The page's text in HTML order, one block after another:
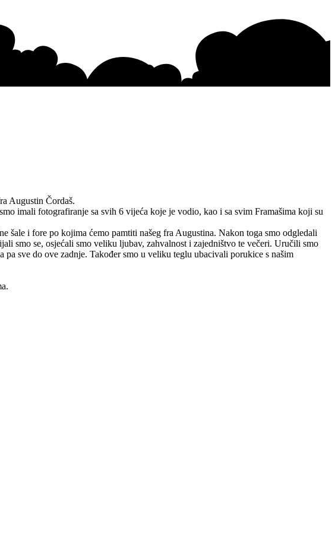
Augustin Čordaš.
imali fotografiranje sa svih 6 vijeća koje je vodio, kao i sa svim Framašima koji su
šale i fore po kojima ćemo pamtiti našeg fra Augustina. Nakon toga smo odgledali
smo se, osjećali smo veliku ljubav, zahvalnost i zajedništvo te večeri. Uručili smo
sve do ove zadnje. Također smo u veliku teglu ubacivali porukice s našim